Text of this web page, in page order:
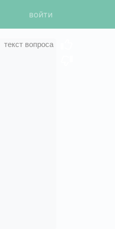
войти